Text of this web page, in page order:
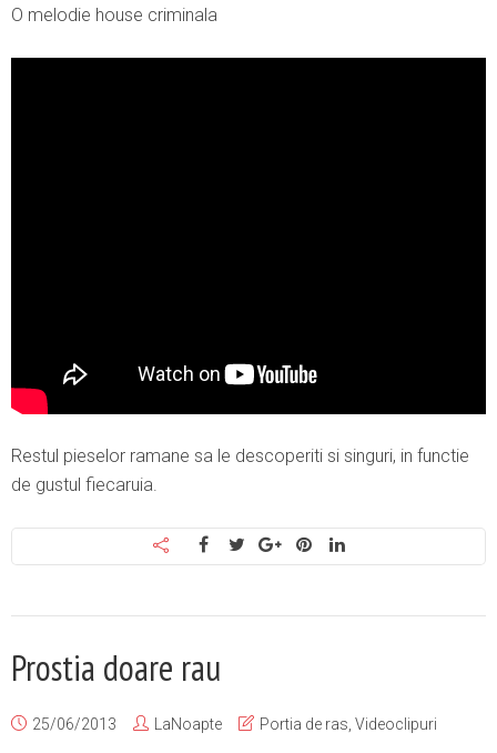
O melodie house criminala
Restul pieselor ramane sa le descoperiti si singuri, in functie
de gustul fiecaruia.
Prostia doare rau
25/06/2013 LaNoapte Portia de ras Videoclipuri